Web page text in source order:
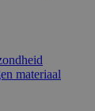
materiaal